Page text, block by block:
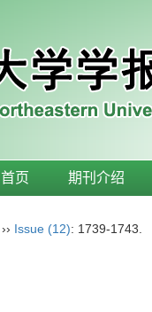
首页 期刊介绍
›› Issue (12): 1739-1743.